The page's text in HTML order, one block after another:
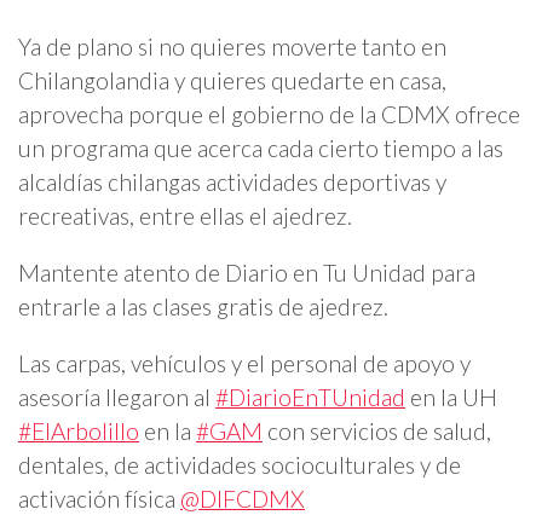
Ya de plano si no quieres moverte tanto en
Chilangolandia y quieres quedarte en casa,
aprovecha porque el gobierno de la CDMX ofrece
un programa que acerca cada cierto tiempo a las
alcaldías chilangas actividades deportivas y
recreativas, entre ellas el ajedrez.
Mantente atento de Diario en Tu Unidad para
entrarle a las clases gratis de ajedrez.
Las carpas, vehículos y el personal de apoyo y
asesoría llegaron al #DiarioEnTUnidad en la UH
#ElArbolillo en la #GAM con servicios de salud,
dentales, de actividades socioculturales y de
activación física @DIFCDMX